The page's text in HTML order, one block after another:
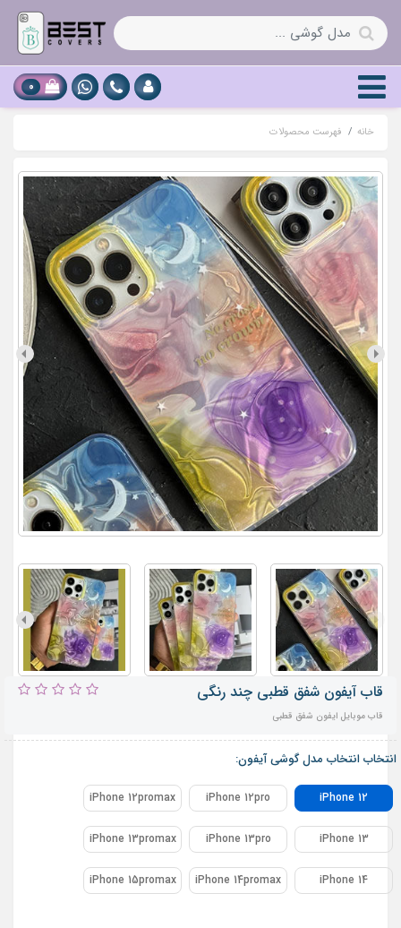
0
خانه فهرست محصولات
قاب آیفون شفق قطبی چند رنگی
قاب موبایل ایفون شفق قطبی
انتخاب انتخاب مدل گوشی آیفون:
iPhone 12
iPhone 12pro
iPhone 12promax
iPhone 13
iPhone 13pro
iPhone 13promax
iPhone 14
iPhone 14promax
iPhone 15promax